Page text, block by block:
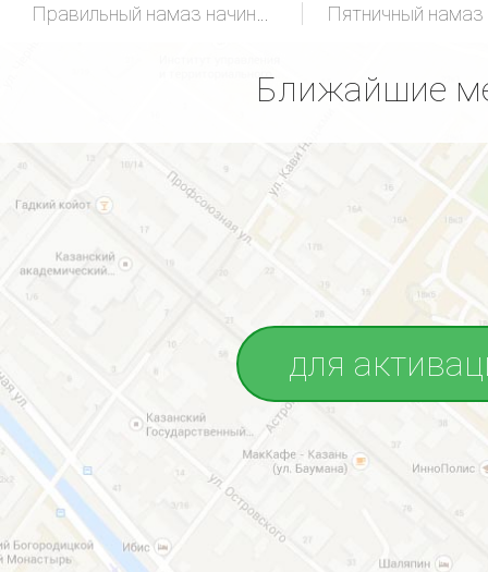
Правильный намаз начинающих Пятничный намаз
Ближайшие
для